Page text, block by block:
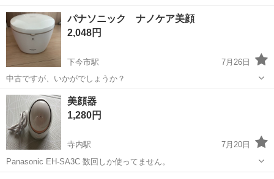
パナソニック ナノケア美顔
2,048円
下今市駅
7月26日
中古ですが、いかがでしょうか？
栃木 日光市 下今市駅
美顔器
1,280円
寺内駅
7月20日
Panasonic EH-SA3C 数回しか使ってません。